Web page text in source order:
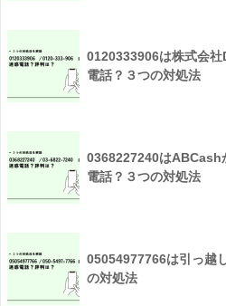
0120333906は株式会
電話？３つの対処法
0368227240はABCash
電話？３つの対処法
05054977766は引っ越
の対処法